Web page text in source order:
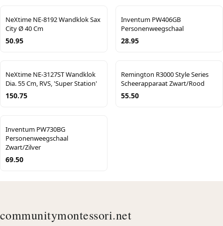
NeXtime NE-8192 Wandklok Sax
City Ø 40 Cm
50.95
Inventum PW406GB
Personenweegschaal
28.95
NeXtime NE-3127ST Wandklok
Dia. 55 Cm, RVS, 'Super Station'
150.75
Remington R3000 Style Series
Scheerapparaat Zwart/Rood
55.50
Inventum PW730BG
Personenweegschaal
Zwart/Zilver
69.50
communitymontessori.net